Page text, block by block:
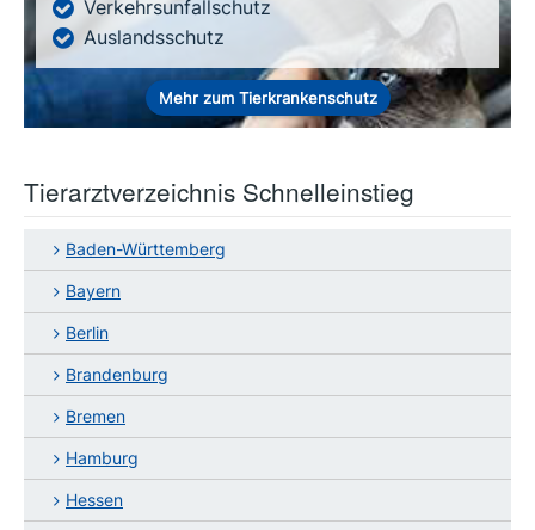
Verkehrsunfallschutz
Auslandsschutz
Mehr zum Tierkrankenschutz
Tierarztverzeichnis Schnelleinstieg
Baden-Württemberg
Bayern
Berlin
Brandenburg
Bremen
Hamburg
Hessen